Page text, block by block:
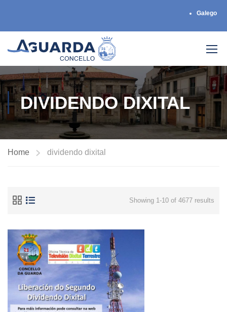
Galego
DIVIDENDO DIXITAL
Home dividendo dixital
Showing 1-10 of 4677 results